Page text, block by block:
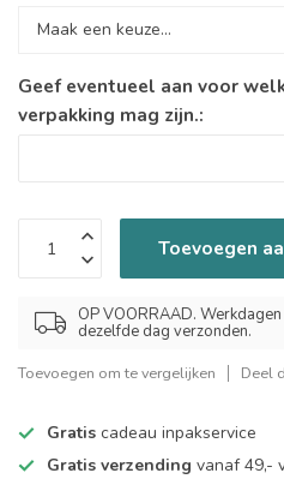
Geef eventueel aan voor
verpakking mag zijn.:
Toevoegen
OP VOORRAAD.
dezelfde dag verzonden.
Toevoegen om te vergelijken Deel
Gratis cadeau inpakservice
Gratis verzending vanaf 49,-